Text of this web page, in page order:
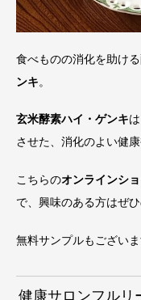
食べものの消化を助け
ンキ。
玄米酵素ハイ・ゲンキ
させた、消化のよい健
こちらのオンラインシ
で、興味のある方はぜ
無料サンプルもござい
健康サロンフルリ